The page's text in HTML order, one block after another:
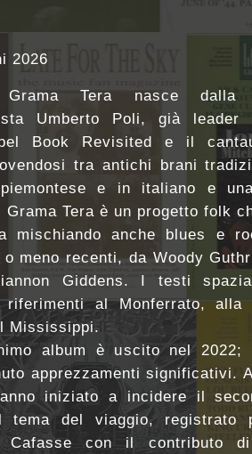
2026
Tera nasce dalla
Umberto Poli, già leader
Book Revisited e il
tra antichi brani
e in italiano e
Grama Tera è un progetto folk
mischiando anche blues e
meno recenti, da Woody
Giddens. I testi
riferimenti al Monferrato,
Mississippi.
album è uscito nel 2022;
apprezzamenti significativi.
iniziato a incidere il
tema del viaggio, registrato
Cafasse con il contributo